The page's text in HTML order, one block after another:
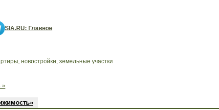
SIA.RU: Главное
новостройки, земельные участки
»